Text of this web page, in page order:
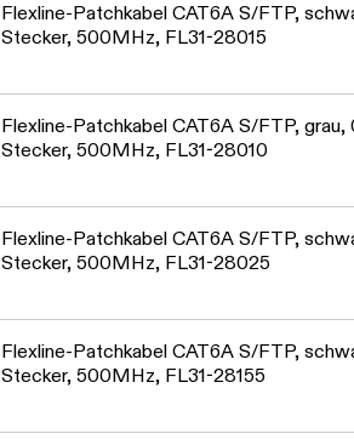
Flexline-Patchkabel CAT6A S/FTP,
Stecker, 500MHz, FL31-28015
Flexline-Patchkabel CAT6A S/FTP, grau,
Stecker, 500MHz, FL31-28010
Flexline-Patchkabel CAT6A S/FTP,
Stecker, 500MHz, FL31-28025
Flexline-Patchkabel CAT6A S/FTP,
Stecker, 500MHz, FL31-28155